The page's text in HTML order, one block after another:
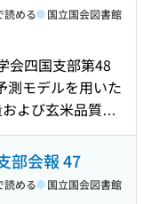
ジャワ州チアンジ
pinnata Merr.)の
国支部第52回講
おいでまい」の
学会四国支部第
光質コントロー
場栽培したコム
四国支部第52回
い栽培した水稲の
) インドネシア,
サグバル'(Sagu
の葉形質(日本作
旨) インドネシア
について(日本作
旨) 湿潤不織布に
ぼす影響(日本
要旨) 緑肥施用と
水田のメタン発
影響とその品種
講演会講演要旨)
び水ポテンシャ
回講演会講演要
含有率および構
会四国支部第50
茎および各器官
内部形態(日本
要旨) インドネシ
における水稲品種
会四国支部第49
の相互作用解析
講演要旨) 群落
イズ群落の吸光
49回講演会講演
ムギ群落におけ
本作物学会四国
栽植密度で狭畦栽
読める 国立国会図書館
会四国支部第48
測モデルを用いた
よび玄米品質予
会講演要旨) 高
域適応性(日本作
旨) 出穂期以前の
米品質に及ぼす
部会報 47
読める 国立国会図書館